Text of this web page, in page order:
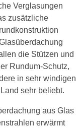
Verglasungen
zusätzliche
die Stützen und
Rundum-Schutz,
in sehr windigen
sehr beliebt.
aus Glas
erwärmt